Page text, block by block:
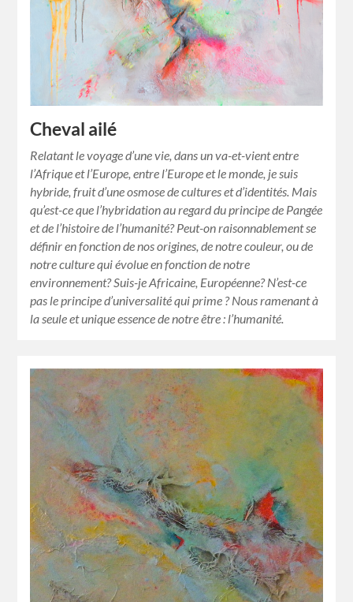
Cheval ailé
Relatant le voyage d’une vie, dans un va-et-vient entre
l’Afrique et l’Europe, entre l’Europe et le monde, je suis
hybride, fruit d’une osmose de cultures et d’identités. Mais
qu’est-ce que l’hybridation au regard du principe de Pangée
et de l’histoire de l’humanité? Peut-on raisonnablement se
définir en fonction de nos origines, de notre couleur, ou de
notre culture qui évolue en fonction de notre
environnement? Suis-je Africaine, Européenne? N’est-ce
pas le principe d’universalité qui prime ? Nous ramenant à
la seule et unique essence de notre être : l’humanité.